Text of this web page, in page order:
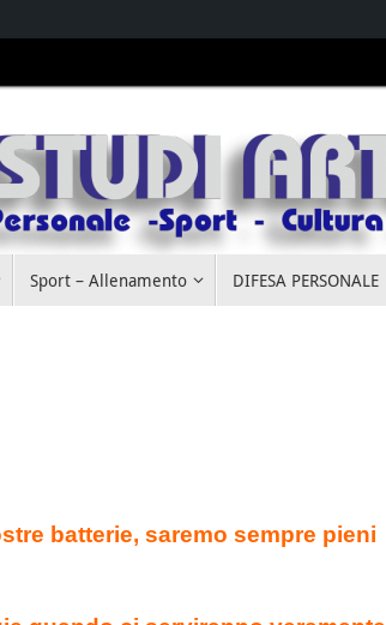
Sport – Allenamento DIFESA PERSONALE
batterie, saremo sempre pieni